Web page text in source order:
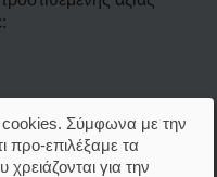
cookies. Σύμφωνα με την
προ-επιλέξαμε τα
για την